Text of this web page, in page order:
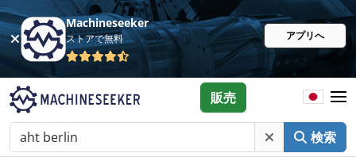
Machineseeker
ストアで無料 アプリへ
検索
販売